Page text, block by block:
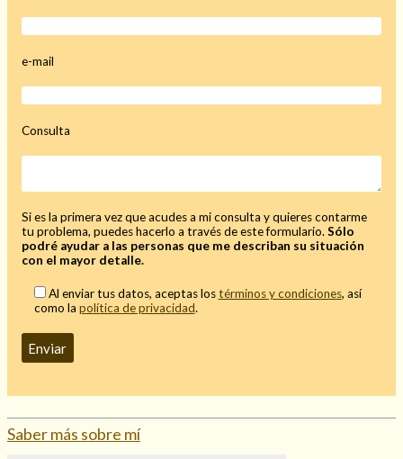
Tarot online
Mis libros favoritos
Mi Blog
e-mail
Consulta
Si es la primera vez que acudes a mi consulta y quieres contarme
tu problema, puedes hacerlo a través de este formulario.Sólo
podré ayudar a las personas que me describan su situación
con el mayor detalle.
Al enviar tus datos, aceptas lostérminos y condiciones, así
como la política de privacidad.
Saber más sobre mí